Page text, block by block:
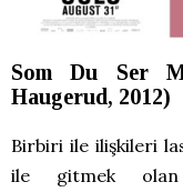
Som Du Ser
Haugerud, 2012)
Birbiri ile ilişkileri
ile gitmek olan